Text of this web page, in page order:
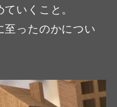
いくこと。
至ったのかについ